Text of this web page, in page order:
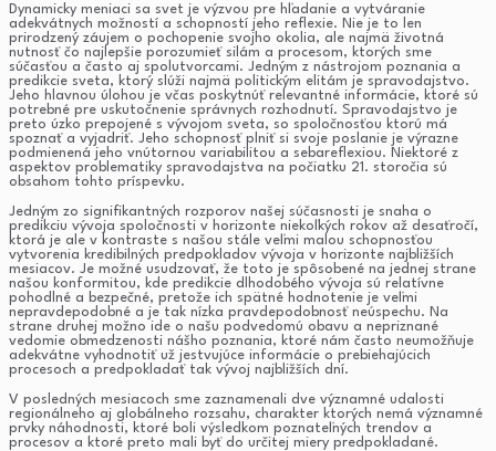
Dynamicky meniaci sa svet je výzvou pre hľadanie a vytváranie
adekvátnych možností a schopností jeho reflexie. Nie je to len
prirodzený záujem o pochopenie svojho okolia, ale najmä životná
nutnosť čo najlepšie porozumieť silám a procesom, ktorých sme
súčasťou a často aj spolutvorcami. Jedným z nástrojom poznania a
predikcie sveta, ktorý slúži najmä politickým elitám je spravodajstvo.
Jeho hlavnou úlohou je včas poskytnúť relevantné informácie, ktoré sú
potrebné pre uskutočnenie správnych rozhodnutí. Spravodajstvo je
preto úzko prepojené s vývojom sveta, so spoločnosťou ktorú má
spoznať a vyjadriť. Jeho schopnosť plniť si svoje poslanie je výrazne
podmienená jeho vnútornou variabilitou a sebareflexiou. Niektoré z
aspektov problematiky spravodajstva na počiatku 21. storočia sú
obsahom tohto príspevku.
Jedným zo signifikantných rozporov našej súčasnosti je snaha o
predikciu vývoja spoločnosti v horizonte niekoľkých rokov až desaťročí,
ktorá je ale v kontraste s našou stále veľmi malou schopnosťou
vytvorenia kredibilných predpokladov vývoja v horizonte najbližších
mesiacov. Je možné usudzovať, že toto je spôsobené na jednej strane
našou konformitou, kde predikcie dlhodobého vývoja sú relatívne
pohodlné a bezpečné, pretože ich spätné hodnotenie je veľmi
nepravdepodobné a je tak nízka pravdepodobnosť neúspechu. Na
strane druhej možno ide o našu podvedomú obavu a nepriznané
vedomie obmedzenosti nášho poznania, ktoré nám často neumožňuje
adekvátne vyhodnotiť už jestvujúce informácie o prebiehajúcich
procesoch a predpokladať tak vývoj najbližších dní.
V posledných mesiacoch sme zaznamenali dve významné udalosti
regionálneho aj globálneho rozsahu, charakter ktorých nemá významné
prvky náhodnosti, ktoré boli výsledkom poznateľných trendov a
procesov a ktoré preto mali byť do určitej miery predpokladané.